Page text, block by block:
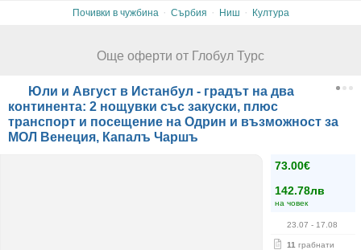
Почивки в чужбина · Сърбия · Ниш · Култура
Още оферти от Глобул Турс
Юли и Август в Истанбул - градът на два
континента: 2 нощувки със закуски, плюс
транспорт и посещение на Одрин и възможност за
МОЛ Венеция, Капалъ Чаршъ
73.00€
142.78лв
на човек
23.07 - 17.08
11 грабнати